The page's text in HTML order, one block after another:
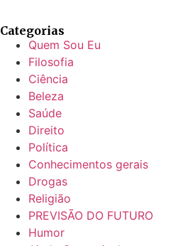
Categorias
Quem Sou Eu
Filosofia
Ciência
Beleza
Saúde
Direito
Política
Conhecimentos gerais
Drogas
Religião
PREVISÃO DO FUTURO
Humor